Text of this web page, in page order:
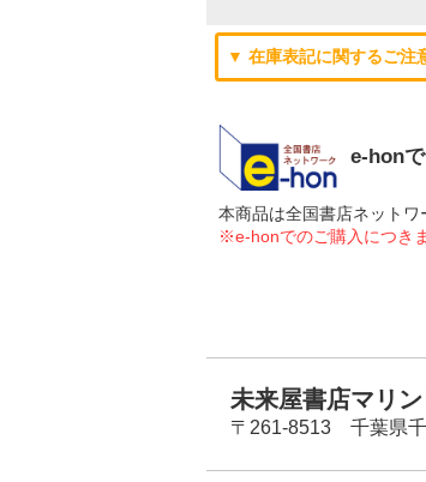
▼ 在庫表記に関するご注
e-hon
本商品は全国書店ネット
※e-honでのご購入につき
未来屋書店マリ
〒261-8513 千葉県